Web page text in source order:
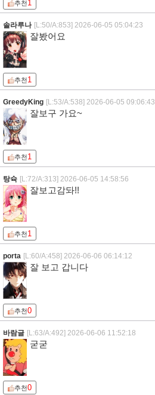
추천1
솔라루나 [L:50/A:853] 2026-06-05 05:04:23
잘봤어요
추천1
GreedyKing [L:53/A:538] 2026-06-05 09:06:43
잘보구 가요~
추천1
탕슉 [L:72/A:313] 2026-06-05 14:58:56
잘보고감돠!!
추천1
porta [L:60/A:458] 2026-06-06 06:14:12
잘 보고 갑니다
추천0
바람글 [L:63/A:492] 2026-06-06 11:52:18
굳굳
추천0